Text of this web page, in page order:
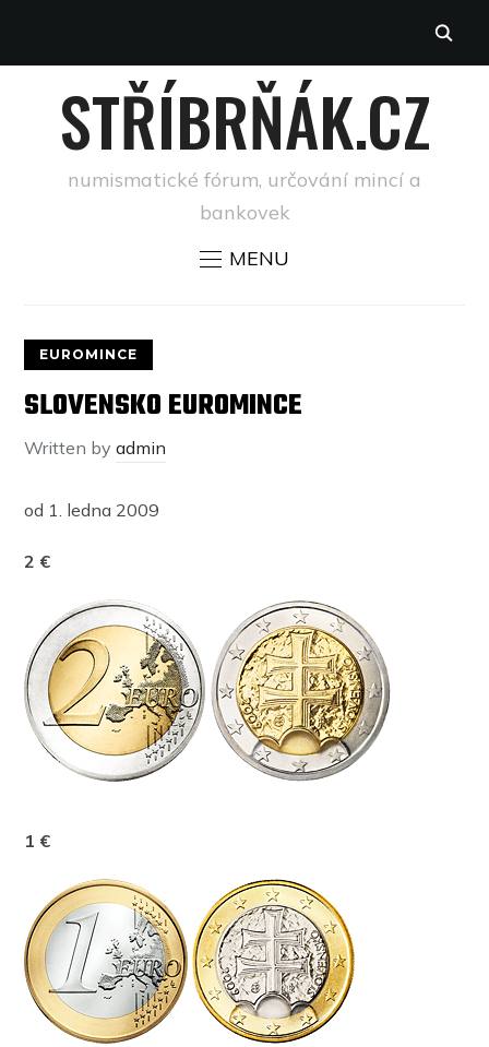
STŘÍBRŇÁK.CZ
numismatické fórum, určování mincí a
bankovek
MENU
EUROMINCE
SLOVENSKO EUROMINCE
Written byadmin
od 1. ledna 2009
2 €
1 €